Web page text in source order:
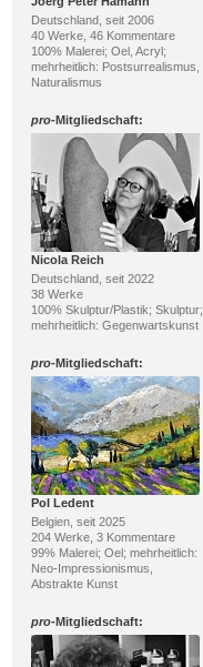
Deutschland, seit 2006
40 Werke, 46 Kommentare
100% Malerei; Oel, Acryl;
mehrheitlich: Postsurrealismus,
Naturalismus
pro-Mitgliedschaft:
Nicola Reich
Deutschland, seit 2022
38 Werke
100% Skulptur/Plastik; Skulptur;
mehrheitlich: Gegenwartskunst
pro-Mitgliedschaft:
Pol Ledent
Belgien, seit 2025
204 Werke, 3 Kommentare
99% Malerei; Oel; mehrheitlich:
Neo-Impressionismus,
Abstrakte Kunst
pro-Mitgliedschaft: